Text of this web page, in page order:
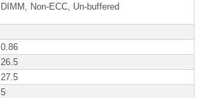
DIMM, Non-ECC, Un-buffered
0.86
26.5
27.5
5